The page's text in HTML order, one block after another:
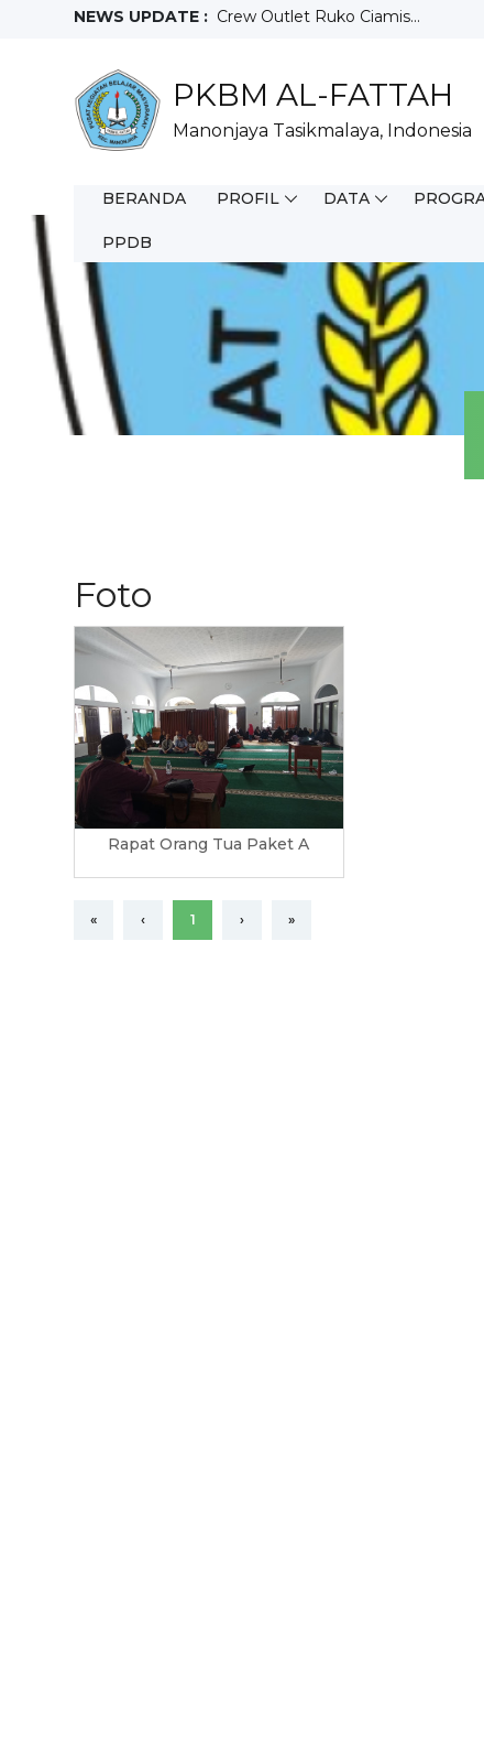
NEWS UPDATE : Crew Outlet Ruko Ciamis...
Full Time WFO...
Staff Purchacing...
Salesman Mix...
Juara 3 Olimpiade Sains Nasional
PKBM AL-FATTAH
Manonjaya Tasikmalaya, Indonesia
BERANDA PROFIL DATA
PPDB
Foto
Rapat Orang Tua Paket A
« ‹ 1 › »